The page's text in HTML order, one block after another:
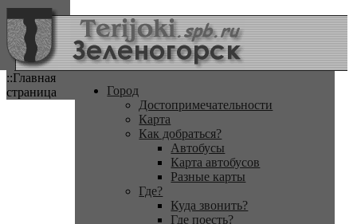
::Главная
страница
Город
Достопримечательности
Карта
Как добраться?
Автобусы
Карта автобусов
Разные карты
Где?
Куда звонить?
Где поесть?